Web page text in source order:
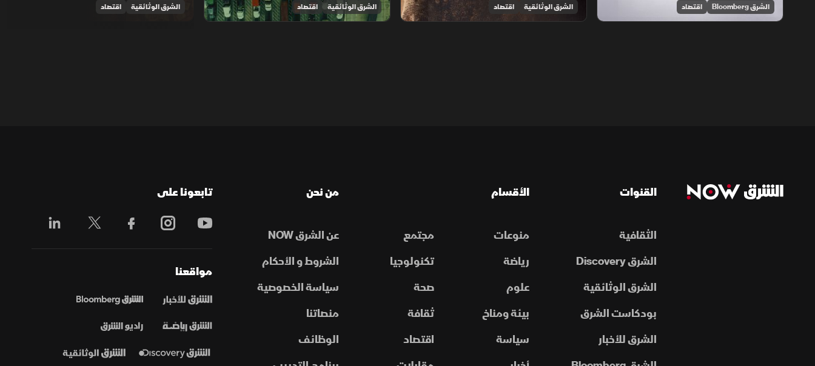
الشرق Bloomberg اقتصاد الشرق الوثائقية اقتصاد الشرق الوثائقية اقتصاد الشرق الوثائقية اقتصاد
القنوات
الثقافية
الشرق Discovery
الشرق الوثائقية
بودكاست الشرق
الشرق للأخبار
الأقسام
منوعات
مجتمع
رياضة
تكنولوجيا
علوم
صحة
بيئة ومناخ
ثقافة
سياسة
اقتصاد
من نحن
عن الشرق NOW
الشروط و الأحكام
سياسة الخصوصية
منصاتنا
الوظائف
تابعونا على
مواقعنا